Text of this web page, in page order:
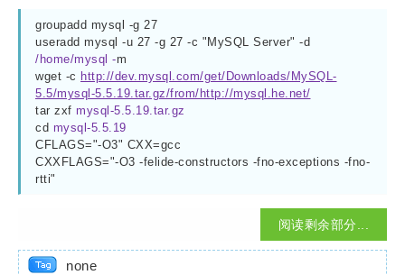
groupadd mysql -g 27
/home/mysql -m
wget -c http://dev.mysql.com/get/Downloads/MySQL-
5.5/mysql-5.5.19.tar.gz/from/http://mysql.he.net/
tar zxf mysql-5.5.19.tar.gz
cd mysql-5.5.19
CFLAGS="-O3" CXX=gcc
CXXFLAGS="-O3 -felide-constructors -fno-exceptions -fno-
rtti"
阅读剩余部分...
none